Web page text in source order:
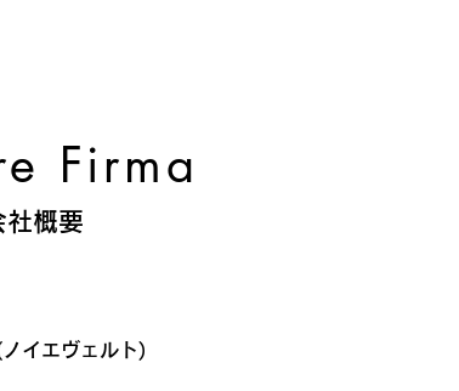
Firma
社概要
イエヴェルト)​​